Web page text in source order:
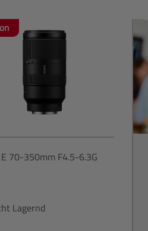
70-350mm F4.5-6.3G
Lagernd